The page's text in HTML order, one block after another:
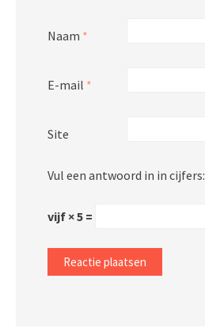
Naam *
E-mail *
Site
Vul een antwoord in in cijfers:
vijf × 5 =